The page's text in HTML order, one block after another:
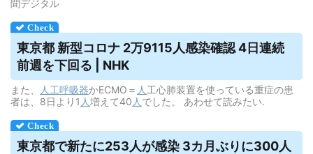
聞デジタル
東京都 新型コロナ 2万9115人感染確認 4日連続
前週を下回る | NHK
また、 人工呼吸器かECMO＝ 人 工心肺装置を使っている重症の患
者は、8日より1 人増えて40 人 でした。 あわせて読みたい.
東京都で新たに253人が感染 3カ月ぶりに300人